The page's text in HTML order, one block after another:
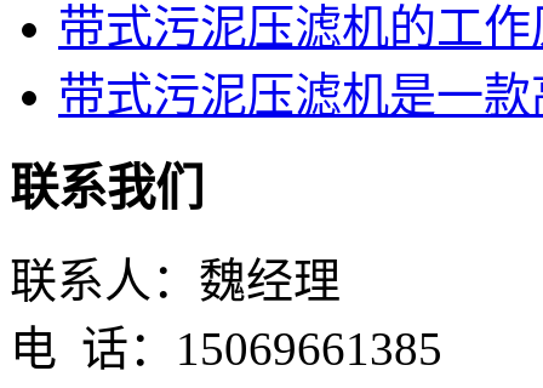
带式污泥压滤机的工
带式污泥压滤机是一
联系我们
联系人：魏经理
电 话：15069661385